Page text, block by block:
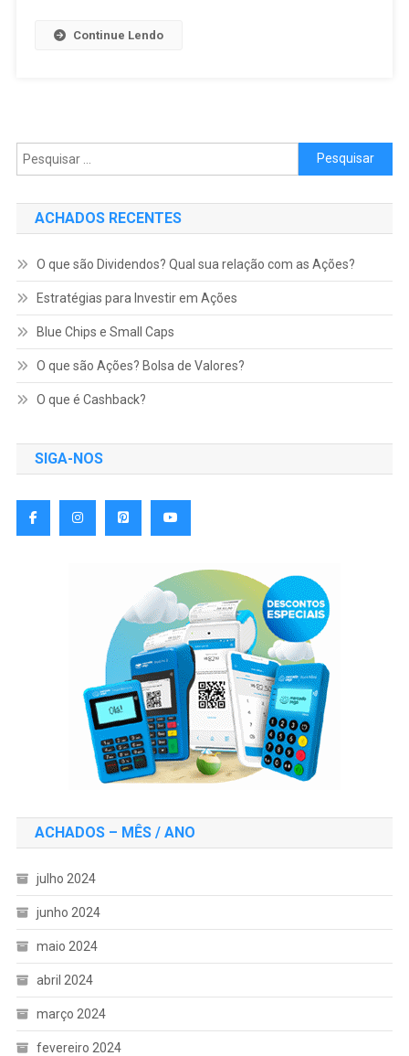
Continue Lendo
Pesquisar por:
ACHADOS RECENTES
O que são Dividendos? Qual sua relação com as Ações?
Estratégias para Investir em Ações
Blue Chips e Small Caps
O que são Ações? Bolsa de Valores?
O que é Cashback?
SIGA-NOS
ACHADOS – MÊS / ANO
julho 2024
junho 2024
maio 2024
abril 2024
março 2024
fevereiro 2024